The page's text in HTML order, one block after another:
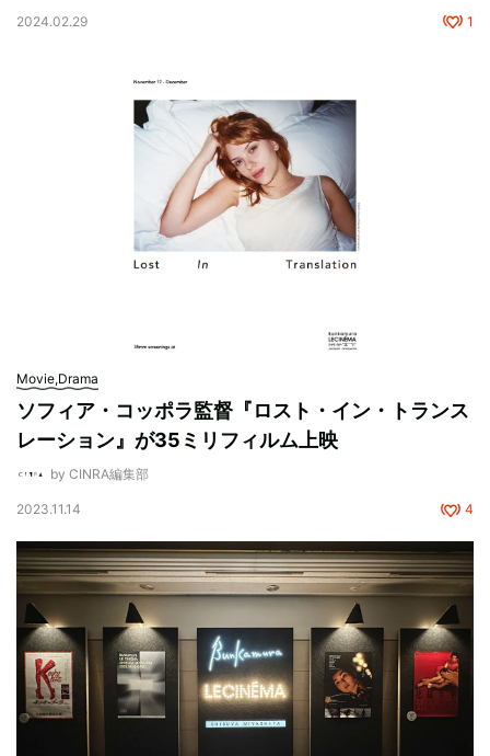
2024.02.29 1
Movie,Drama
ソフィア・コッポラ監督『ロスト・イン・トランス
レーション』が35ミリフィルム上映
by CINRA編集部
2023.11.14 4